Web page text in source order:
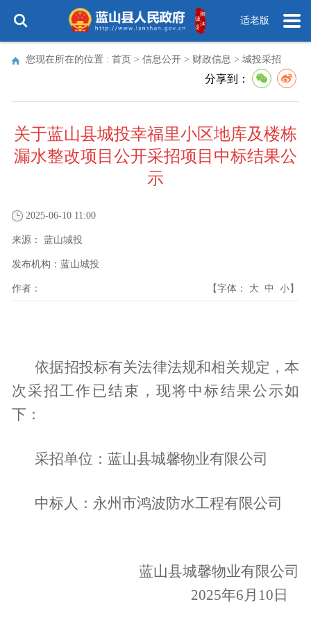
适老版
您现在所在的位置 : 首页 > 信息公开 > 财政信息 > 城投采招
分享到：
关于蓝山县城投幸福里小区地库及楼栋
漏水整改项目公开采招项目中标结果公
示
2025-06-10 11:00
来源： 蓝山城投
发布机构： 蓝山城投
作者： 【字体： 大 中 小】
依据招投标有关法律法规和相关规定，本
次采招工作已结束，现将中标结果公示如
下：
采招单位：蓝山县城馨物业有限公司
中标人：永州市鸿波防水工程有限公司
蓝山县城馨物业有限公司
2025年6月 10 日